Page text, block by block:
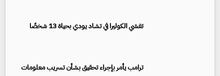
تفشي الكوليرا في تشاد يودي بحياة 13 شخصًا
ترامب يأمر بإجراء تحقيق بشأن تسريب معلومات